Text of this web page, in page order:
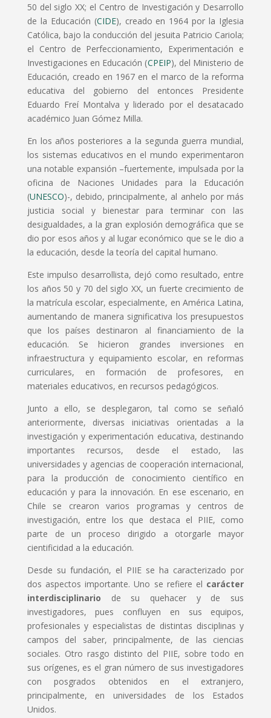
50 del siglo XX; el Centro de Investigación y Desarrollo
de la Educación (CIDE), creado en 1964 por la Iglesia
Católica, bajo la conducción del jesuita Patricio Cariola;
el Centro de Perfeccionamiento, Experimentación e
Investigaciones en Educación (CPEIP), del Ministerio de
Educación, creado en 1967 en el marco de la reforma
educativa del gobierno del entonces Presidente
Eduardo Freí Montalva y liderado por el desatacado
académico Juan Gómez Milla.
En los años posteriores a la segunda guerra mundial,
los sistemas educativos en el mundo experimentaron
una notable expansión –fuertemente, impulsada por la
oficina de Naciones Unidades para la Educación
(UNESCO)-, debido, principalmente, al anhelo por más
justicia social y bienestar para terminar con las
desigualdades, a la gran explosión demográfica que se
dio por esos años y al lugar económico que se le dio a
la educación, desde la teoría del capital humano.
Este impulso desarrollista, dejó como resultado, entre
los años 50 y 70 del siglo XX, un fuerte crecimiento de
la matrícula escolar, especialmente, en América Latina,
aumentando de manera significativa los presupuestos
que los países destinaron al financiamiento de la
educación. Se hicieron grandes inversiones en
infraestructura y equipamiento escolar, en reformas
curriculares, en formación de profesores, en
materiales educativos, en recursos pedagógicos.
Junto a ello, se desplegaron, tal como se señaló
anteriormente, diversas iniciativas orientadas a la
investigación y experimentación educativa, destinando
importantes recursos, desde el estado, las
universidades y agencias de cooperación internacional,
para la producción de conocimiento científico en
educación y para la innovación. En ese escenario, en
Chile se crearon varios programas y centros de
investigación, entre los que destaca el PIIE, como
parte de un proceso dirigido a otorgarle mayor
cientificidad a la educación.
Desde su fundación, el PIIE se ha caracterizado por
dos aspectos importante. Uno se refiere el carácter
interdisciplinario de su quehacer y de sus
investigadores, pues confluyen en sus equipos,
profesionales y especialistas de distintas disciplinas y
campos del saber, principalmente, de las ciencias
sociales. Otro rasgo distinto del PIIE, sobre todo en
sus orígenes, es el gran número de sus investigadores
con posgrados obtenidos en el extranjero,
principalmente, en universidades de los Estados
Unidos.